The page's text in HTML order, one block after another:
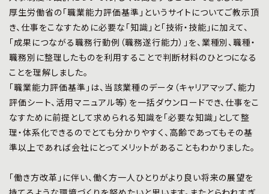
厚生労働省の「職業能力評価基準」というサイトについてご教示頂
き、仕事をこなすために必要な「知識」と「技術・技能」に加えて、
「成果につながる職務行動例（職務遂行能力）」を、業種別、職種・
職務別に整理したものを利用することで判断材料のひとつになる
ことを理解しました。
「職業能力評価基準」は、当該業種のデータ（キャリアマップ、能力
評価シート、活用マニュアル等）を一括ダウンロードでき、仕事をこ
なすために前提として求められる知識を「必要な知識」として整
理・体系化できるのでとても分かりやすく、高齢であってもその基
準以上であれば会社にとってメリットがあることもわかりました。
「働き方改革」に伴い、働く方一人ひとりがより良い将来の展望を